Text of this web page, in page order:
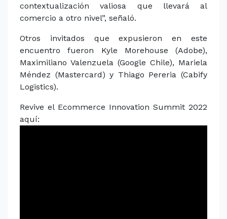
contextualización valiosa que llevará al
comercio a otro nivel”, señaló.
Otros invitados que expusieron en este
encuentro fueron Kyle Morehouse (Adobe),
Maximiliano Valenzuela (Google Chile), Mariela
Méndez (Mastercard) y Thiago Pereria (Cabify
Logistics).
Revive el Ecommerce Innovation Summit 2022
aquí: